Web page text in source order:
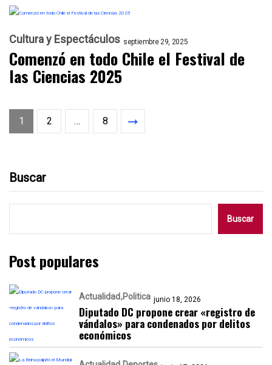
Cultura y Espectáculos septiembre 29, 2025
Comenzó en todo Chile el Festival de
las Ciencias 2025
1 2 … 8
Buscar
Buscar
Post populares
Actualidad Politica junio 18, 2026
Diputado DC propone crear «registro de
vándalos» para condenados por delitos
económicos